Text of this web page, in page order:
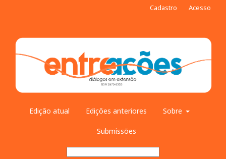
Edição atual Edições anteriores Sobre
Submissões
Cadastro Acesso